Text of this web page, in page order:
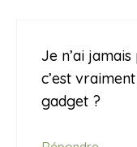
Je n’ai
c’est
gadget ?